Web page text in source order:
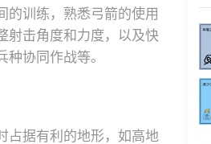
的训练，熟悉弓箭的使用
射击角度和力度，以及快
协同作战等。
占据有利的地形，如高地